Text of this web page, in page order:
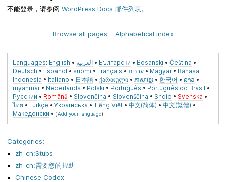
不能登录，请参阅 WordPress Docs 邮件列表。
Browse all pages – Alphabetical index
Languages: English • العربية • Български • Bosanski • Čeština •
Deutsch • Español • suomi • Français • עברית • Magyar• Bahasa
Indonesia • Italiano • 日本語 • ქართული • ភាសា​ខ្មែរ • 한국어 • ລາວ •
myanmar• Nederlands • Polski • Português • Português do Brasil •
Русский • Română • Slovenčina • Slovenščina • Shqip • Svenska •
ไทย • Türkçe • Українська • Tiếng Việt • 中文(简体) • 中文(繁體) •
Македонски • (Add your language)
Categories:
zh-cn:Stubs
zh-cn:需要您的帮助
Chinese Codex